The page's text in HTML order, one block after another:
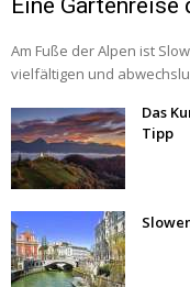
Eine Gartenreise
Am Fuße der Alpen ist
vielfältigen und
Das
Tipp